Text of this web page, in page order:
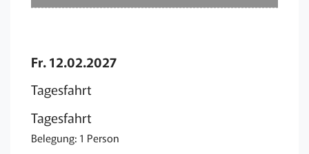
Fr. 12.02.2027
Tagesfahrt
Tagesfahrt
Belegung: 1 Person